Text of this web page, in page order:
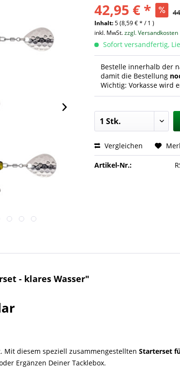
42,95 € *
Inhalt:5 (8,59 € * / 1 )
inkl. MwSt.zzgl. Versandkosten
Sofort versandfertig,
Bestelle innerhalb der
damit die Bestellung
Wichtig: Vorkasse wird
Vergleichen
Artikel-Nr.:
- klares Wasser"
Mit diesem speziell zusammengestellten Starterset
Ergänzen Deiner Tacklebox.